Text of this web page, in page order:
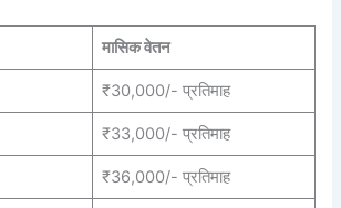
मासिक वेतन
₹30,000/- प्रतिमाह
₹33,000/- प्रतिमाह
₹36,000/- प्रतिमाह